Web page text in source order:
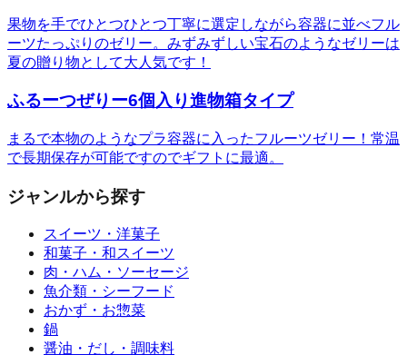
果物を手でひとつひとつ丁寧に選定しながら容器に並べフル
ーツたっぷりのゼリー。みずみずしい宝石のようなゼリーは
夏の贈り物として大人気です！
ふるーつぜりー6個入り進物箱タイプ
まるで本物のようなプラ容器に入ったフルーツゼリー！常温
で長期保存が可能ですのでギフトに最適。
ジャンルから探す
スイーツ・洋菓子
和菓子・和スイーツ
肉・ハム・ソーセージ
魚介類・シーフード
おかず・お惣菜
鍋
醤油・だし・調味料